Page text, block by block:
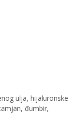
ulja, hijaluronske
đumbir,